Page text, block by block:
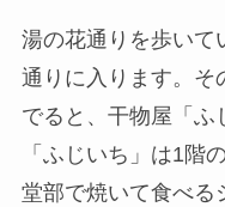
湯の花通りを歩いて
通りに入ります。そ
でると、干物屋「ふ
「ふじいち」は1階
堂部で焼いて食べる